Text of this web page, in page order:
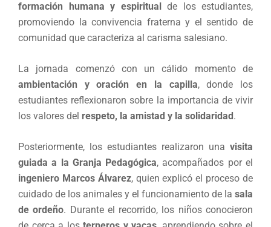
formación humana y espiritualde los estudiantes,
promoviendo la convivencia fraterna y el sentido de
comunidad que caracteriza al carisma salesiano.
La jornada comenzó con un cálido momento de
ambientación y oración en la capilla, donde los
estudiantes reflexionaron sobre la importancia de vivir
los valores del respeto, la amistad y la solidaridad.
Posteriormente, los estudiantes realizaron una visita
guiada a la Granja Pedagógica, acompañados por el
ingeniero Marcos Álvarez, quien explicó el proceso de
cuidado de los animales y el funcionamiento de la sala
de ordeño. Durante el recorrido, los niños conocieron